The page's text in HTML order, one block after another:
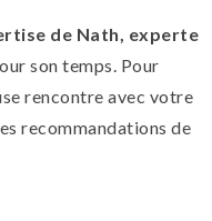
de Nath, experte
son temps. Pour
rencontre avec votre
recommandations de